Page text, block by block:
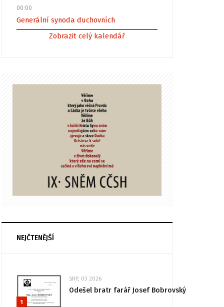
00:00
Generální synoda duchovních
Zobrazit celý kalendář
NEJČTENĚJŠÍ
1
SRP, 03 2026
Odešel bratr farář Josef Bobrovský